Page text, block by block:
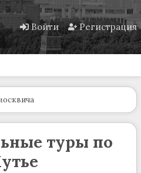
Войти Регистрация
туры по